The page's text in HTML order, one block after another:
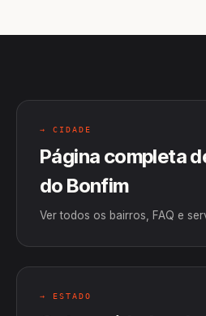
→ CIDADE
Página completa
do Bonfim
Ver todos os bairros, FAQ e
→ ESTADO